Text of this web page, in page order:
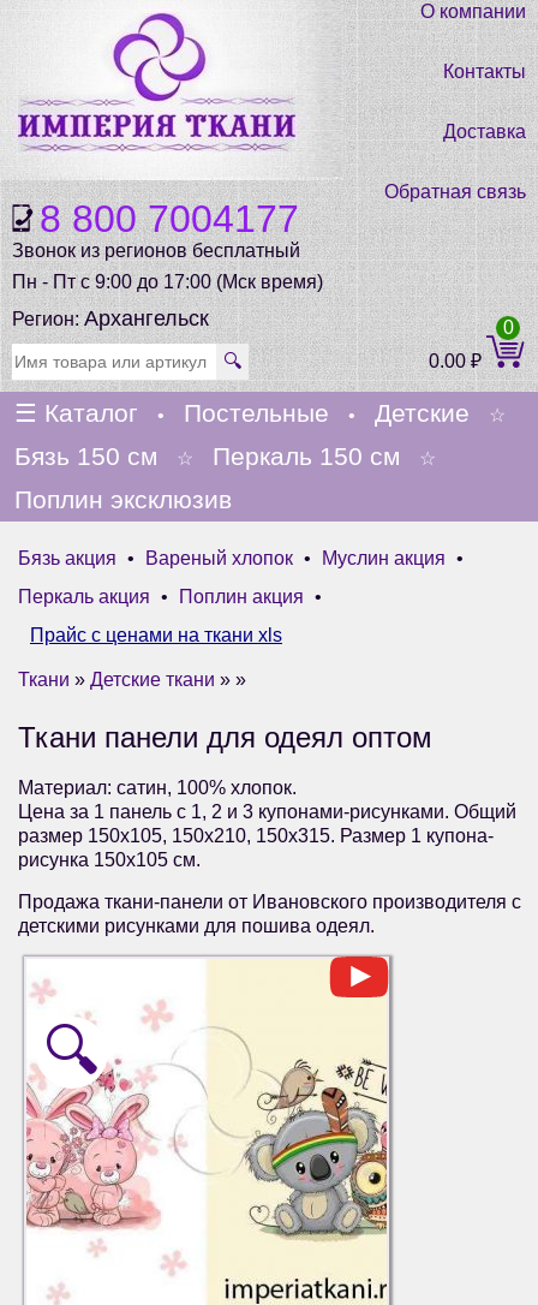
8 800 7004177
Звонок из регионов бесплатный
Пн - Пт с 9:00 до 17:00 (Мск время)
О компании
Контакты
Доставка
Обратная связь
Регион:Архангельск
🔍 0.00₽
0
☰ Каталог • Постельные • Детские ☆
Бязь 150 см ☆ Перкаль 150 см ☆
Поплин эксклюзив
Бязь акция • Вареный хлопок • Муслин акция •
Перкаль акция • Поплин акция •
Прайс с ценами на ткани xls
Ткани » Детские ткани » »
Ткани панели для одеял оптом
Материал: сатин, 100% хлопок.
Цена за 1 панель с 1, 2 и 3 купонами-рисунками. Общий
размер 150х105, 150х210, 150х315. Размер 1 купона-
рисунка 150х105 см.
Продажа ткани-панели от Ивановского производителя с
детскими рисунками для пошива одеял.
🔍